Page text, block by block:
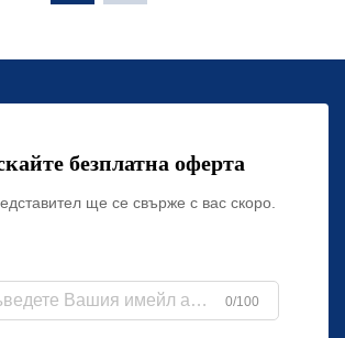
безплатна оферта
ще се свърже с вас скоро.
0/100